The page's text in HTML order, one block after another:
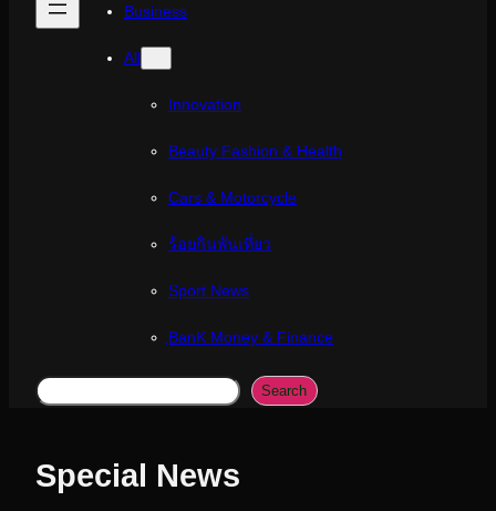
Business
All
Innovation
Beauty Fashion & Health
Cars & Motorcycle
ร้อยกินพันเที่ยว
Sport News
ฺBanK Money & Finance
Search Search
Special News